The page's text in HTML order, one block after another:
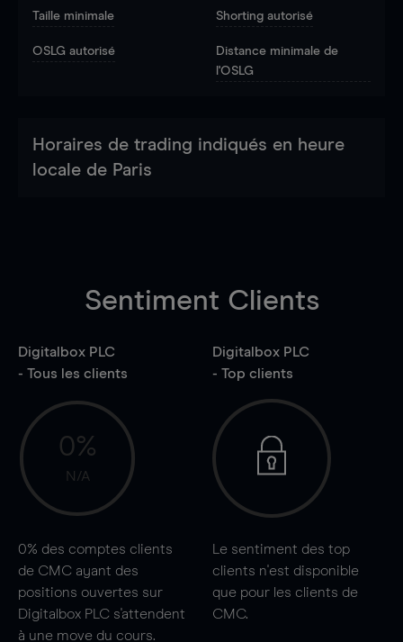
Taille minimale Shorting autorisé
OSLG autorisé
Distance minimale de
l'OSLG
Horaires de trading indiqués en heure
locale de Paris
Sentiment Clients
Digitalbox PLC
- Tous les clients
0%
N/A
0% des comptes clients
de CMC ayant des
positions ouvertes sur
Digitalbox PLC s'attendent
à une move du cours.
Digitalbox PLC
- Top clients
Le sentiment des top
clients n'est disponible
que pour les clients de
CMC.